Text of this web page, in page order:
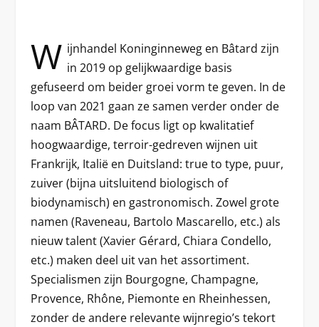
W ijnhandel Koninginneweg en Bâtard zijn
in 2019 op gelijkwaardige basis
gefuseerd om beider groei vorm te geven. In de
loop van 2021 gaan ze samen verder onder de
naam BÂTARD. De focus ligt op kwalitatief
hoogwaardige, terroir-gedreven wijnen uit
Frankrijk, Italië en Duitsland: true to type, puur,
zuiver (bijna uitsluitend biologisch of
biodynamisch) en gastronomisch. Zowel grote
namen (Raveneau, Bartolo Mascarello, etc.) als
nieuw talent (Xavier Gérard, Chiara Condello,
etc.) maken deel uit van het assortiment.
Specialismen zijn Bourgogne, Champagne,
Provence, Rhône, Piemonte en Rheinhessen,
zonder de andere relevante wijnregio’s tekort